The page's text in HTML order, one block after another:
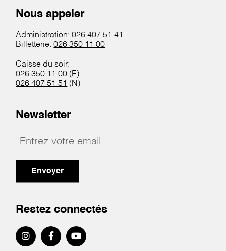
Nous appeler
Administration:026 407 51 41
Billetterie:026 350 11 00
Caisse du soir:
026 350 11 00 (E)
026 407 51 51 (N)
Newsletter
Envoyer
Restez connectés